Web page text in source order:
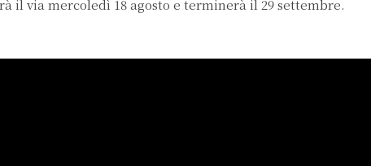
il via mercoledì 18 agosto e terminerà il 29 settembre.